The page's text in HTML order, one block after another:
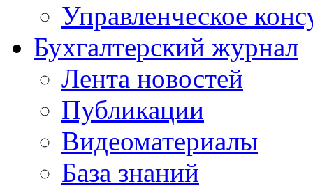
Управленческое
Бухгалтерский журнал
Лента новостей
Публикации
Видеоматериалы
База знаний